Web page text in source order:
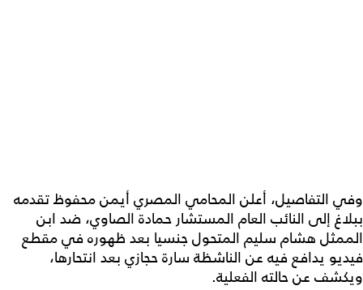
وفي التفاصيل، أعلن المحامي المصري أيمن محفوظ تقدمه
ببلاغ إلى النائب العام المستشار حمادة الصاوي، ضد ابن
الممثل هشام سليم المتحول جنسيا بعد ظهوره في مقطع
فيديو يدافع فيه عن الناشظة سارة حجازي بعد انتحارها،
ويكشف عن حالته الفعلية.